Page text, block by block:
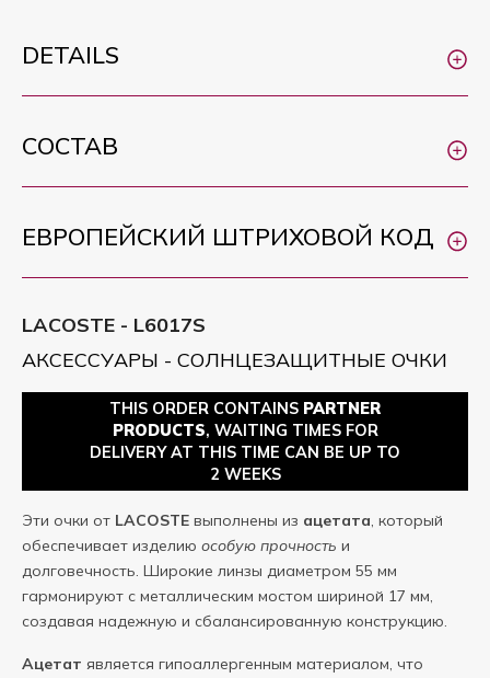
DETAILS
СОСТАВ
ЕВРОПЕЙСКИЙ ШТРИХОВОЙ КОД
LACOSTE - L6017S
АКСЕССУАРЫ - СОЛНЦЕЗАЩИТНЫЕ ОЧКИ
THIS ORDER CONTAINS PARTNER
PRODUCTS, WAITING TIMES FOR
DELIVERY AT THIS TIME CAN BE UP TO
2 WEEKS
Эти очки от LACOSTE выполнены из ацетата, который
обеспечивает изделию особую прочность и
долговечность. Широкие линзы диаметром 55 мм
гармонируют с металлическим мостом шириной 17 мм,
создавая надежную и сбалансированную конструкцию.
Ацетат является гипоаллергенным материалом, что